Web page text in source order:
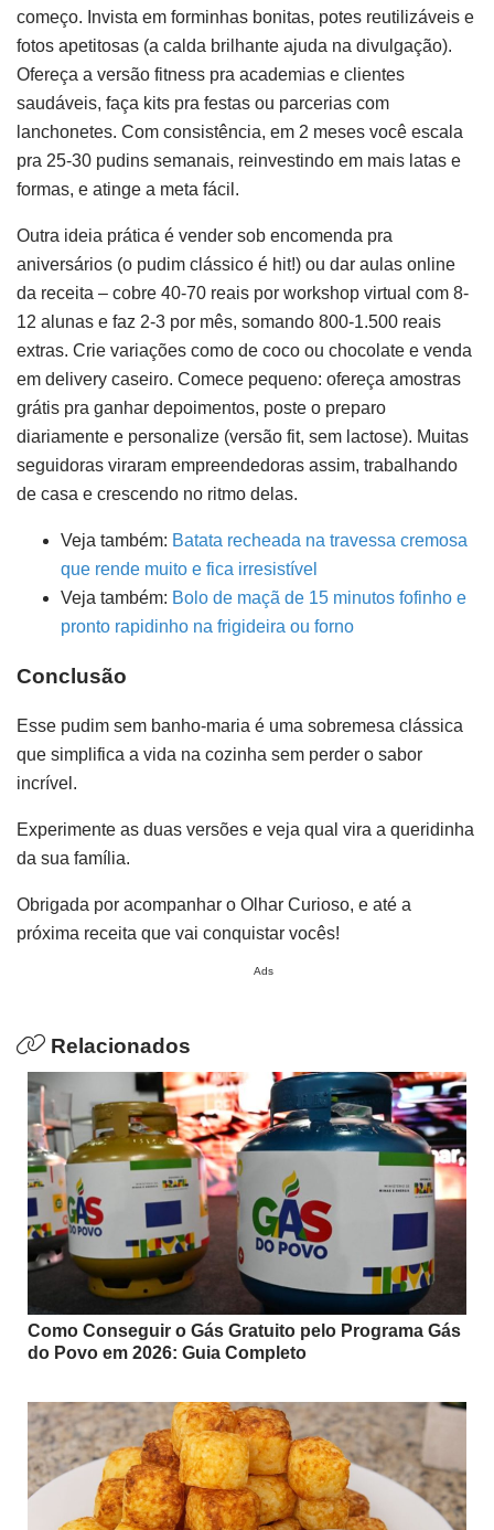
começo. Invista em forminhas bonitas, potes reutilizáveis e
fotos apetitosas (a calda brilhante ajuda na divulgação).
Ofereça a versão fitness pra academias e clientes
saudáveis, faça kits pra festas ou parcerias com
lanchonetes. Com consistência, em 2 meses você escala
pra 25-30 pudins semanais, reinvestindo em mais latas e
formas, e atinge a meta fácil.
Outra ideia prática é vender sob encomenda pra
aniversários (o pudim clássico é hit!) ou dar aulas online
da receita – cobre 40-70 reais por workshop virtual com 8-
12 alunas e faz 2-3 por mês, somando 800-1.500 reais
extras. Crie variações como de coco ou chocolate e venda
em delivery caseiro. Comece pequeno: ofereça amostras
grátis pra ganhar depoimentos, poste o preparo
diariamente e personalize (versão fit, sem lactose). Muitas
seguidoras viraram empreendedoras assim, trabalhando
de casa e crescendo no ritmo delas.
Veja também: Batata recheada na travessa cremosa
que rende muito e fica irresistível
Veja também: Bolo de maçã de 15 minutos fofinho e
pronto rapidinho na frigideira ou forno
Conclusão
Esse pudim sem banho-maria é uma sobremesa clássica
que simplifica a vida na cozinha sem perder o sabor
incrível.
Experimente as duas versões e veja qual vira a queridinha
da sua família.
Obrigada por acompanhar o Olhar Curioso, e até a
próxima receita que vai conquistar vocês!
Ads
Relacionados
Como Conseguir o Gás Gratuito pelo Programa Gás
do Povo em 2026: Guia Completo